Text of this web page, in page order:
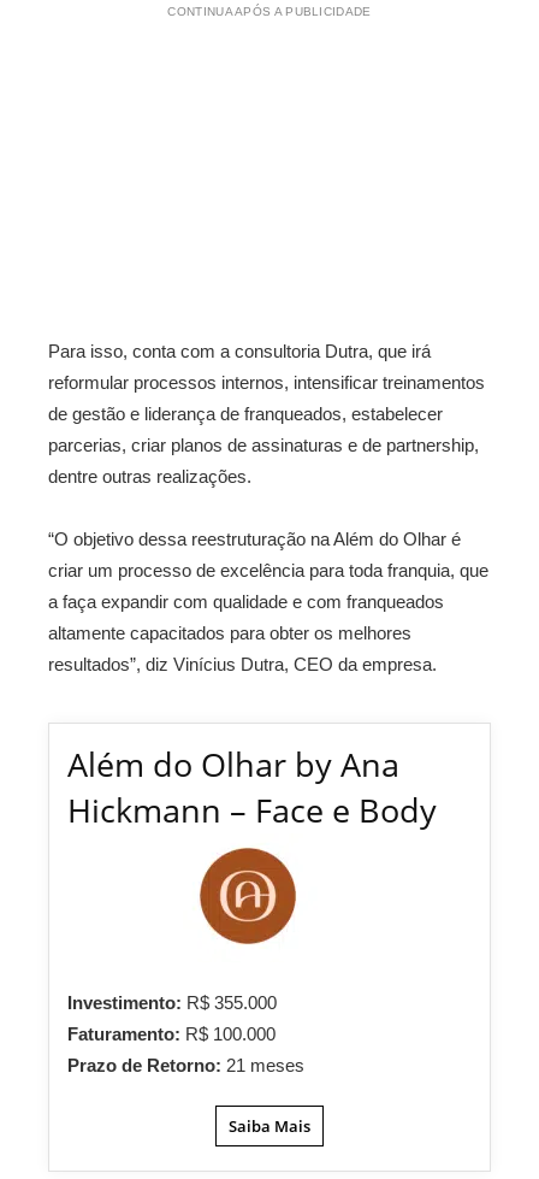
CONTINUA APÓS A PUBLICIDADE
Para isso, conta com a consultoria Dutra, que irá
reformular processos internos, intensificar treinamentos
de gestão e liderança de franqueados, estabelecer
parcerias, criar planos de assinaturas e de partnership,
dentre outras realizações.
“O objetivo dessa reestruturação na Além do Olhar é
criar um processo de excelência para toda franquia, que
a faça expandir com qualidade e com franqueados
altamente capacitados para obter os melhores
resultados”, diz Vinícius Dutra, CEO da empresa.
Além do Olhar by Ana
Hickmann – Face e Body
Investimento: R$ 355.000
Faturamento: R$ 100.000
Prazo de Retorno: 21 meses
Saiba Mais